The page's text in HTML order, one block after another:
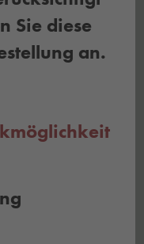
Sie diese
an.